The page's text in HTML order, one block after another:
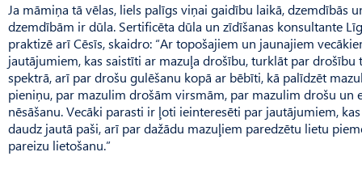
Ja māmiņa tā vēlas, liels palīgs viņai gaidību laikā, dzemdībās
dzemdībām ir dūla. Sertificēta dūla un zīdīšanas konsultante
praktizē arī Cēsīs, skaidro: “Ar topošajiem un jaunajiem
jautājumiem, kas saistīti ar mazuļa drošību, turklāt par drošību
spektrā, arī par drošu gulēšanu kopā ar bēbīti, kā palīdzēt
pieniņu, par mazulim drošām virsmām, par mazulim drošu un
nēsāšanu. Vecāki parasti ir ļoti ieinteresēti par jautājumiem,
daudz jautā paši, arī par dažādu mazuļiem paredzētu lietu
pareizu lietošanu.”